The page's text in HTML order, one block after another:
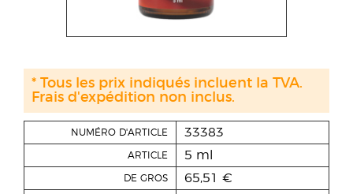
NUMÉRO D'ARTICLE 33383
ARTICLE 5 ml
DE GROS 65,51 €
* Tous les prix indiqués incluent la TVA.
Frais d'expédition non inclus.